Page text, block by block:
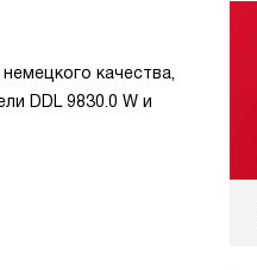
качества,
DDL 9830.0 W и